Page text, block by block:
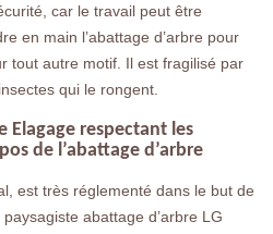
car le travail peut être
en main l’abattage d’arbre pour
tout autre motif. Il est fragilisé par
qui le rongent.
Elagage respectant les
de l’abattage d’arbre
est très réglementé dans le but de
abattage d’arbre LG